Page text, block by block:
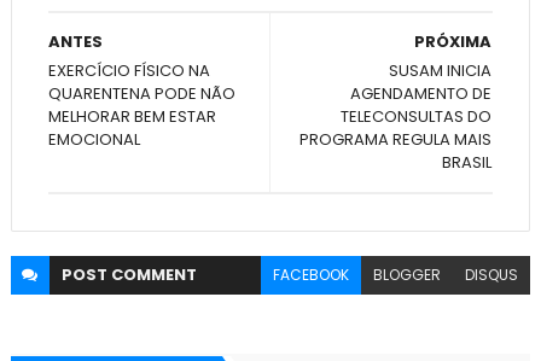
PRÓXIMA
SUSAM INICIA
AGENDAMENTO DE
TELECONSULTAS DO
PROGRAMA REGULA MAIS
BRASIL
ANTES
EXERCÍCIO FÍSICO NA
QUARENTENA PODE NÃO
MELHORAR BEM ESTAR
EMOCIONAL
POST COMMENT FACEBOOK BLOGGER DISQUS